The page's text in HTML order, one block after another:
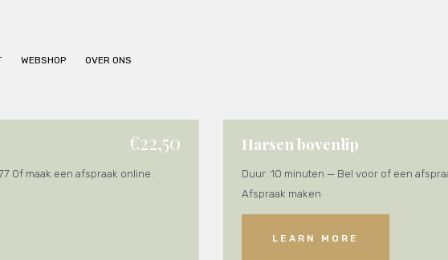
WEBSHOP OVER ONS
PRIJSLIJST
OVER ONS
€22,50
Of maak een afspraak online:
Harsen bovenlip
Duur: 10 minuten — Bel voor of een
Afspraak maken
LEARN MORE